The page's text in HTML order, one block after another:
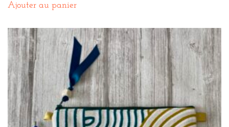
Ajouter au panier